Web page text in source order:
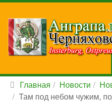
Главная Новости
Там под небом чужим,